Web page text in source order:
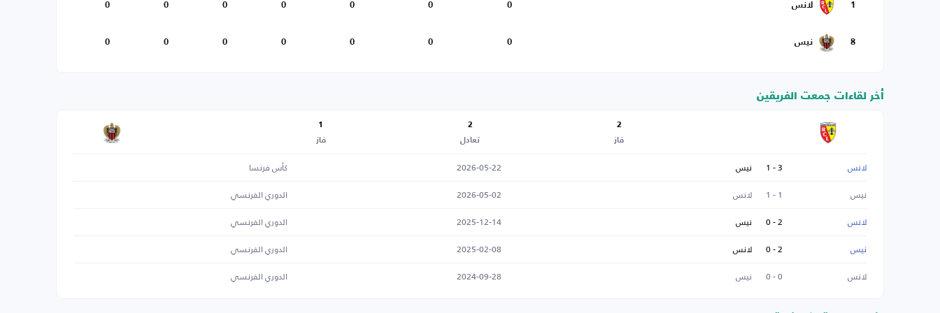
1 لانس 0
0
0
0
0
0
0
8 نيس 0
0
0
0
0
0
0
أخر لقاءات جمعت الفريقين
2
فاز
2
تعادل
1
فاز
لانس 3 - 1 نيس 2026-05-22
كأس فرنسا
نيس
1 - 1 لانس 2026-05-02
الدوري الفرنسي
لانس
2 - 0 نيس 2025-12-14
الدوري الفرنسي
نيس
2 - 0 لانس 2025-02-08
الدوري الفرنسي
لانس
0 - 0 نيس 2024-09-28 الدوري الفرنسي